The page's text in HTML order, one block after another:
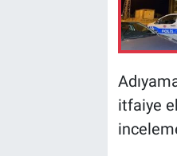
itfaiye